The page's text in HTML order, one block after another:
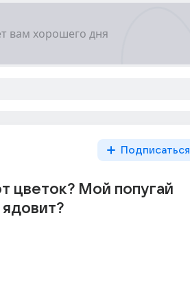
Подписаться
цветок? Мой попугай
ядовит?